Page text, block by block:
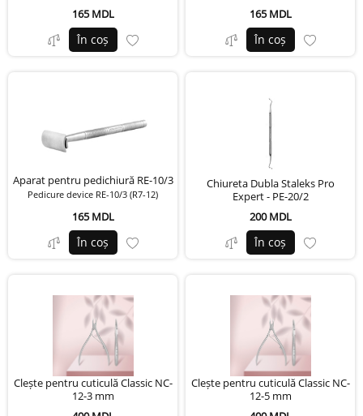
165 MDL
În coș
165 MDL
În coș
Aparat pentru pedichiură RE-10/3
Pedicure device RE-10/3 (R7-12)
165 MDL
În coș
Chiureta Dubla Staleks Pro
Expert - PE-20/2
200 MDL
În coș
Clește pentru cuticulă Classic NC-
12-3 mm
Clește pentru cuticulă Classic NC-
12-5 mm